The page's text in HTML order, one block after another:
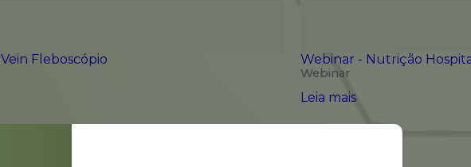
Fleboscópio Webinar - Nutrição
Webinar
Leia mais